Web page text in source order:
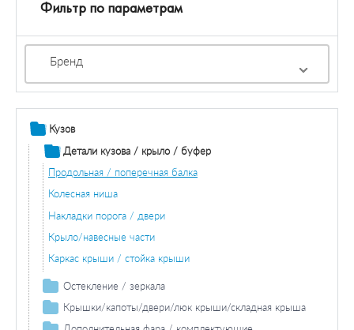
Фильтр по параметрам
Бренд
Кузов
Детали кузова / крыло / буфер
Продольная / поперечная балка
Колесная ниша
Накладки порога / двери
Крыло/навесные части
Каркас крыши / стойка крыши
Остекление / зеркала
Зеркала
Крышки/капоты/двери/люк крыши/складная крыша